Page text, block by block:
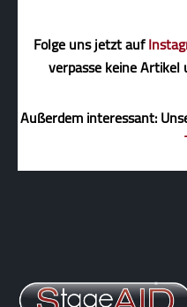
Folge uns jetzt auf
verpasse keine
Außerdem interessant: